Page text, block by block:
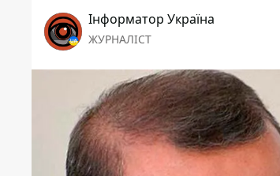
Інформатор Україна
ЖУРНАЛІСТ